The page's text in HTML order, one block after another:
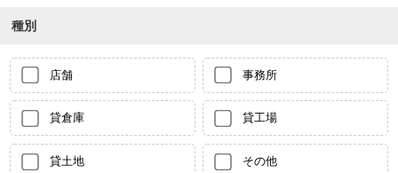
種別
店舗 事務所
貸倉庫 貸工場
貸土地 その他